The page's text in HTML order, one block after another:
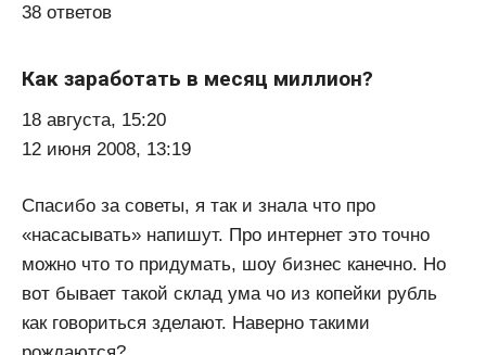
38 ответов
Как заработать в месяц миллион?
18 августа, 15:20
12 июня 2008, 13:19
Спасибо за советы, я так и знала что про
«насасывать» напишут. Про интернет это точно
можно что то придумать, шоу бизнес канечно. Но
вот бывает такой склад ума чо из копейки рубль
как говориться зделают. Наверно такими